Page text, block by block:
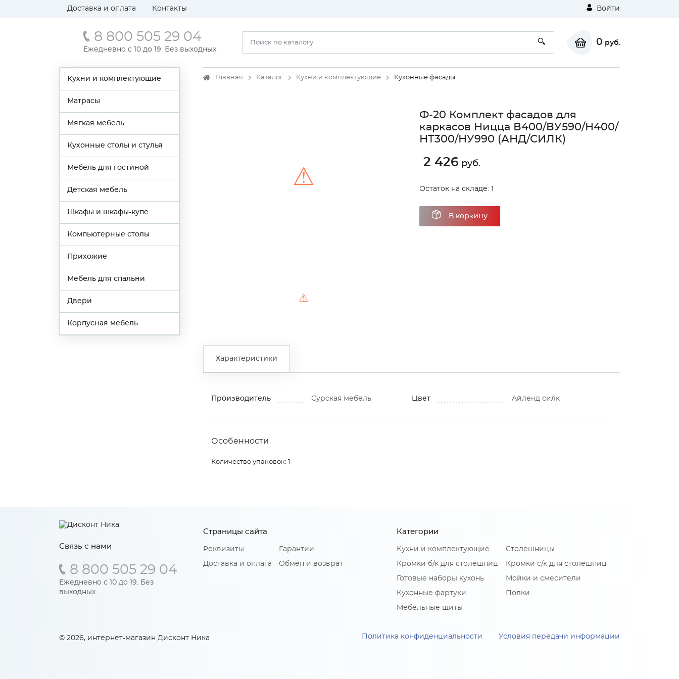
Доставка и оплата Контакты Войти
8 800 505 29 04
Ежедневно с 10 до 19. Без выходных.
0 руб.
Кухни и комплектующие
Матрасы
Мягкая мебель
Кухонные столы и стулья
Мебель для гостиной
Детская мебель
Шкафы и шкафы-купе
Компьютерные столы
Прихожие
Мебель для спальни
Двери
Корпусная мебель
Главная Каталог Кухни и комплектующие Кухонные фасады
⚠
⚠
Ф-20 Комплект фасадов для
каркасов Ницца В400/ВУ590/Н400/
НТ300/НУ990 (АНД/СИЛК)
2 426 руб.
Остаток на складе: 1
В корзину
Характеристики
Производитель Сурская мебель Цвет Айленд силк
Особенности
Количество упаковок: 1
Связь с нами
8 800 505 29 04
Ежедневно с 10 до 19. Без
выходных.
Страницы сайта
Реквизиты
Доставка и оплата
Гарантии
Обмен и возврат
Категории
Кухни и комплектующие
Кромки б/к для столешниц
Готовые наборы кухонь
Кухонные фартуки
Мебельные щиты
Столешницы
Кромки с/к для столешниц
Мойки и смесители
Полки
© 2026, интернет-магазин Дисконт Ника Политика конфиденциальности Условия передачи информации